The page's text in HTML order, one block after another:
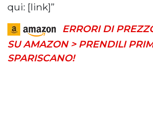
qui: [link]”
ERRORI DI
SU AMAZON > PRENDILI
SPARISCANO!